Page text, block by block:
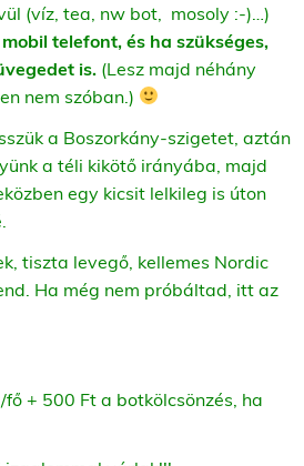
(víz, tea, nw bot, mosoly :-)…)
telefont, és ha szükséges,
is. (Lesz majd néhány
nem szóban.)
a Boszorkány-szigetet, aztán
a téli kikötő irányába, majd
egy kicsit lelkileg is úton
tiszta levegő, kellemes Nordic
Ha még nem próbáltad, itt az
+ 500 Ft a botkölcsönzés, ha